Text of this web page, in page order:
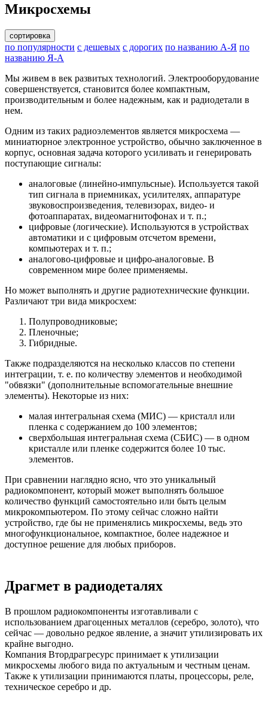
Микросхемы
сортировка
по популярности с дешевых с дорогих по названию А-Я по
названию Я-А
Мы живем в век развитых технологий. Электрооборудование
совершенствуется, становится более компактным,
производительным и более надежным, как и радиодетали в
нем.
Одним из таких радиоэлементов является микросхема —
миниатюрное электронное устройство, обычно заключенное в
корпус, основная задача которого усиливать и генерировать
поступающие сигналы:
аналоговые (линейно-импульсные). Используется такой
тип сигнала в приемниках, усилителях, аппаратуре
звуковоспроизведения, телевизорах, видео- и
фотоаппаратах, видеомагнитофонах и т. п.;
цифровые (логические). Используются в устройствах
автоматики и с цифровым отсчетом времени,
компьютерах и т. п.;
аналогово-цифровые и цифро-аналоговые. В
современном мире более применяемы.
Но может выполнять и другие радиотехнические функции.
Различают три вида микросхем:
Полупроводниковые;
Пленочные;
Гибридные.
Также подразделяются на несколько классов по степени
интеграции, т. е. по количеству элементов и необходимой
"обвязки" (дополнительные вспомогательные внешние
элементы). Некоторые из них:
малая интегральная схема (МИС) — кристалл или
пленка с содержанием до 100 элементов;
сверхбольшая интегральная схема (СБИС) — в одном
кристалле или пленке содержится более 10 тыс.
элементов.
При сравнении наглядно ясно, что это уникальный
радиокомпонент, который может выполнять большое
количество функций самостоятельно или быть целым
микрокомпьютером. По этому сейчас сложно найти
устройство, где бы не применялись микросхемы, ведь это
многофункциональное, компактное, более надежное и
доступное решение для любых приборов.
Драгмет в радиодеталях
В прошлом радиокомпоненты изготавливали с
использованием драгоценных металлов (серебро, золото), что
сейчас — довольно редкое явление, а значит утилизировать их
крайне выгодно.
Компания Втордрагресурс принимает к утилизации
микросхемы любого вида по актуальным и честным ценам.
Также к утилизации принимаются платы, процессоры, реле,
техническое серебро и др.